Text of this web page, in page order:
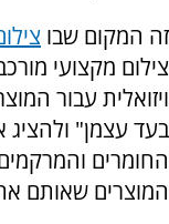
זה המקום שבו
צילום מקצועי
ויזואלית עבור
בעד עצמן" ולהציג
החומרים
המוצרים שאותם